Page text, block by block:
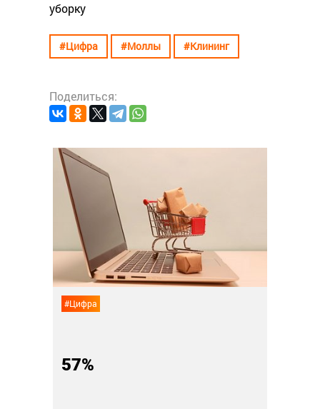
уборку
#Цифра #Моллы #Клининг
Поделиться:
#Цифра
57%